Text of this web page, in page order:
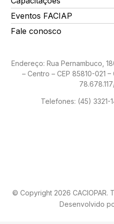
Eventos FACIAP
Fale conosco
Endereço: Rua Pernambuco,
– Centro – CEP 85810-021
Telefones: (45) 3321-
© Copyright 2026 CACIOPAR.
Desenvolvido